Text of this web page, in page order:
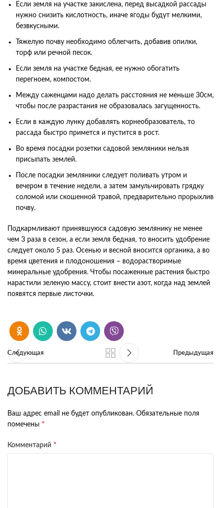
Если земля на участке закислена, перед высадкой рассады
нужно снизить кислотность, иначе ягоды будут мелкими,
безвкусными.
Тяжелую почву необходимо облегчить, добавив опилки,
торф или речной песок.
Если земля на участке бедная, ее нужно обогатить
перегноем, компостом.
Между саженцами надо делать расстояния не меньше 30см,
чтобы после разрастания не образовалась загущенность.
Если в каждую лунку добавлять корнеобразователь, то
рассада быстро примется и пустится в рост.
Во время посадки розетки садовой земляники нельзя
присыпать землей.
После посадки земляники следует поливать утром и
вечером в течение недели, а затем замульчировать грядку
соломой или скошенной травой, предварительно прорыхлив
почву.
Подкармливают принявшуюся садовую землянику не менее
чем 3 раза в сезон, а если земля бедная, то вносить удобрение
следует около 5 раз. Осенью и весной вносится органика, а во
время цветения и плодоношения – водорастворимые
минеральные удобрения. Чтобы посаженные растения быстро
нарастили зеленую массу, стоит внести азот, когда над землей
появятся первые листочки.
Следующая Предыдущая
ДОБАВИТЬ КОММЕНТАРИЙ
Ваш адрес email не будет опубликован. Обязательные поля
помечены *
Комментарий *